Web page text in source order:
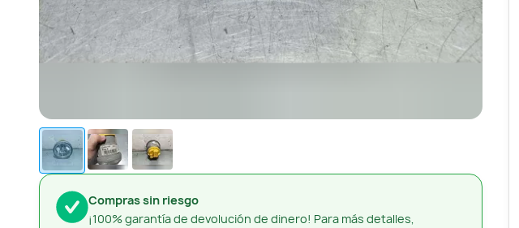
Compras sin riesgo
¡100% garantía de devolución de dinero! Para más detalles,